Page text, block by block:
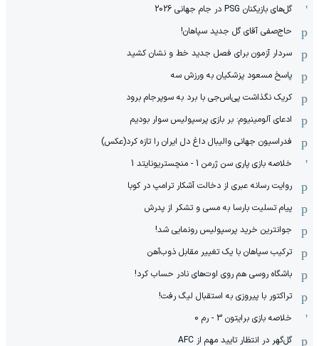
گل‌های بازیکنان PSG در جام جهانی 2026
حاج‌صفی آقای گل جدید سپاهان!
سردار آزمون برای فصل جدید خط و نشان کشید
پاسخ مسعود پزشکیان به ورزش سه
کریک نگذاشت پی‌اس‌جی با برد به سوپرجام برود
ادعای آلومینیوم: بر بازی پرسپولیس سوار بودیم
فدراسیون جهانی والیبال داغ دل ایران را تازه کرد(عکس)
خلاصه بازی پاری سن ژرمن 1 - منچستریونایتد 1
روایت رسانه عبری از دخالت آشکار ترامپ در کوبا
پیام تسلیت بارسا به مسی و تشکر از پدرش
جوانترین خرید پرسپولیس رونمایی شد!
ترکیب سپاهان با یک تغییر مقابل ذوب‌آهن
باشگاه روسی هم روی اوت‌های نادر حساب کرد!
تراکتور با پیروزی به استقبال لیگ رفت!
خلاصه بازی برایتون 3 - رم 0
گل‌گهر در انتظار تایید مهم از ‌AFC